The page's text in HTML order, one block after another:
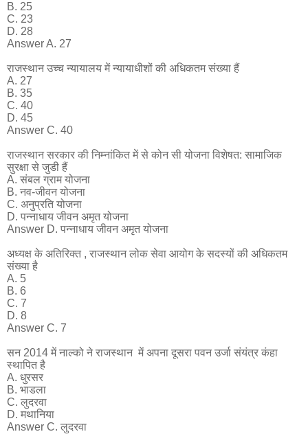
B. 25
C. 23
D. 28
Answer A. 27
राजस्थान उच्च न्यायालय में न्यायाधीशों की अधिकतम संख्या हैं
A. 27
B. 35
C. 40
D. 45
Answer C. 40
राजस्थान सरकार की निम्नांकित में से कोन सी योजना विशेषत: सामाजिक
सुरक्षा से जुडी हैं
A. संबल ग्राम योजना
B. नव-जीवन योजना
C. अनुप्रति योजना
D. पन्नाधाय जीवन अमृत योजना
Answer D. पन्नाधाय जीवन अमृत योजना
अध्यक्ष के अतिरिक्त , राजस्थान लोक सेवा आयोग के सदस्यों की अधिकतम
संख्या है
A. 5
B. 6
C. 7
D. 8
Answer C. 7
सन 2014 में नाल्को ने राजस्थान में अपना दूसरा पवन उर्जा संयंत्र कंहा
स्थापित है
A. धुरसर
B. भाडला
C. लुदरवा
D. मथानिया
Answer C. लुदरवा